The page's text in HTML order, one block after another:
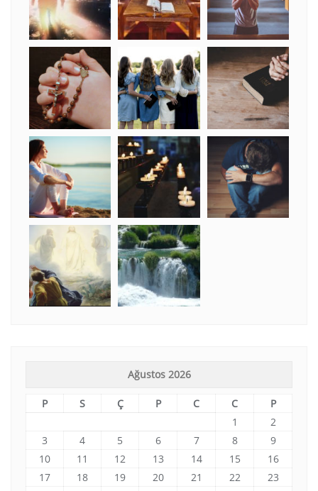
Ağustos 2026
P S Ç P C C
P
1
2
3
4 5 6 7 8
9
10
11 12 13 14 15
16
17
18 19 20 21 22
23